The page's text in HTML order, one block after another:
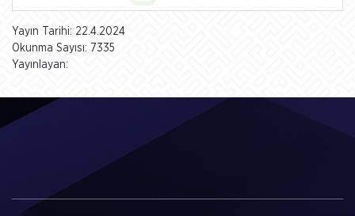
Yayın Tarihi: 22.4.2024
Okunma Sayısı: 7335
Yayınlayan: